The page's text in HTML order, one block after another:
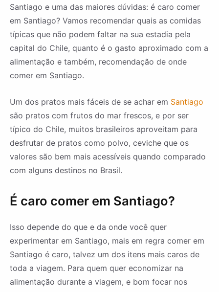
Santiago e uma das maiores dúvidas: é caro comer
em Santiago? Vamos recomendar quais as comidas
típicas que não podem faltar na sua estadia pela
capital do Chile, quanto é o gasto aproximado com a
alimentação e também, recomendação de onde
comer em Santiago.
Um dos pratos mais fáceis de se achar em Santiago
são pratos com frutos do mar frescos, e por ser
típico do Chile, muitos brasileiros aproveitam para
desfrutar de pratos como polvo, ceviche que os
valores são bem mais acessíveis quando comparado
com alguns destinos no Brasil.
É caro comer em Santiago?
Isso depende do que e da onde você quer
experimentar em Santiago, mais em regra comer em
Santiago é caro, talvez um dos itens mais caros de
toda a viagem. Para quem quer economizar na
alimentação durante a viagem, e bom focar nos